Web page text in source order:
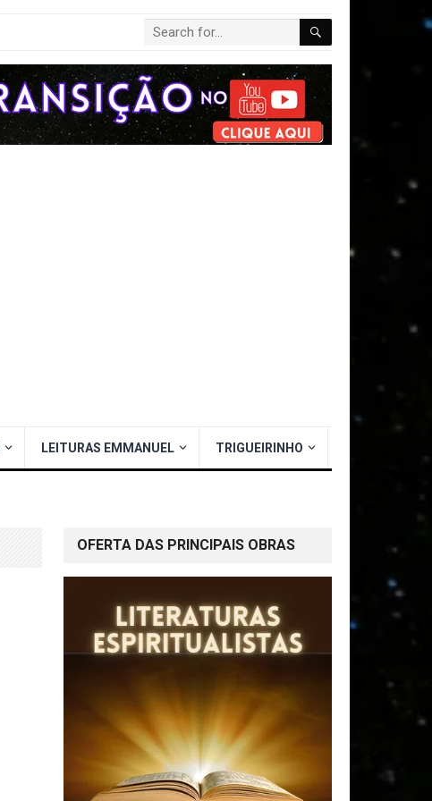
LEITURAS EMMANUEL TRIGUEIRINHO
OFERTA DAS PRINCIPAIS OBRAS